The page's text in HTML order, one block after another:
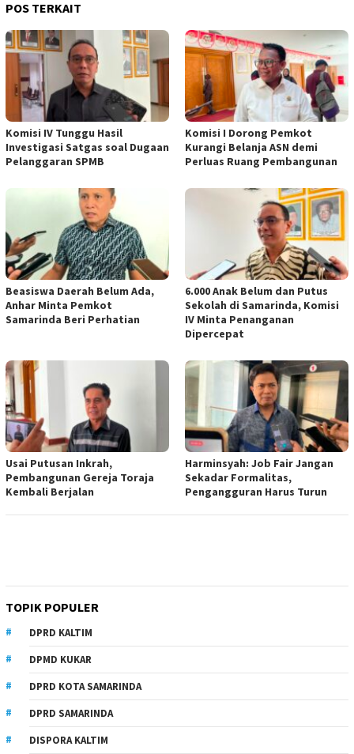
POS TERKAIT
Komisi IV Tunggu Hasil
Investigasi Satgas soal Dugaan
Pelanggaran SPMB
Komisi I Dorong Pemkot
Kurangi Belanja ASN demi
Perluas Ruang Pembangunan
Beasiswa Daerah Belum Ada,
Anhar Minta Pemkot
Samarinda Beri Perhatian
6.000 Anak Belum dan Putus
Sekolah di Samarinda, Komisi
IV Minta Penanganan
Dipercepat
Usai Putusan Inkrah,
Pembangunan Gereja Toraja
Kembali Berjalan
Harminsyah: Job Fair Jangan
Sekadar Formalitas,
Pengangguran Harus Turun
TOPIK POPULER
DPRD KALTIM
DPMD KUKAR
DPRD KOTA SAMARINDA
DPRD SAMARINDA
DISPORA KALTIM